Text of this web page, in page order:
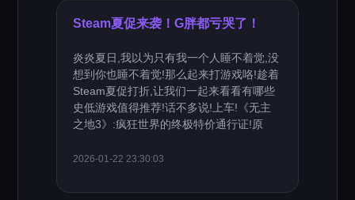
Steam夏促来袭！G胖都亏哭了！
炎炎夏日,我以为只有我一个人睡不着觉,没
想到你也睡不着觉!那么起来打游戏咯!趁着
Steam夏促打折,让我们一起来看看有哪些
史低游戏值得推荐!话不多说!上车!《无主
之地3》:疯狂世界的终极特价通行证!原
2026-01-22 23:30:03